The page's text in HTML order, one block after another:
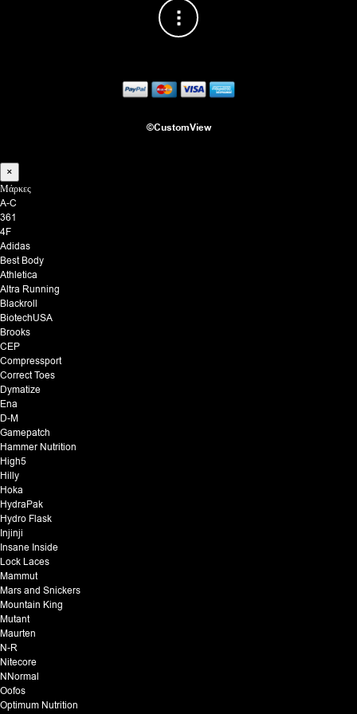
©CustomView
×
Μάρκες
A-C
361
4F
Adidas
Best Body
Athletica
Altra Running
Blackroll
BiotechUSA
Brooks
CEP
Compressport
Correct Toes
Dymatize
Ena
D-M
Gamepatch
Hammer Nutrition
High5
Hilly
Hoka
HydraPak
Hydro Flask
Injinji
Insane Inside
Lock Laces
Mammut
Mars and Snickers
Mountain King
Mutant
Maurten
N-R
Nitecore
NNormal
Oofos
Optimum Nutrition